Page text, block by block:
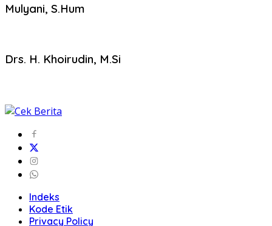
Mulyani, S.Hum
Drs. H. Khoirudin, M.Si
Indeks
Kode Etik
Privacy Policy